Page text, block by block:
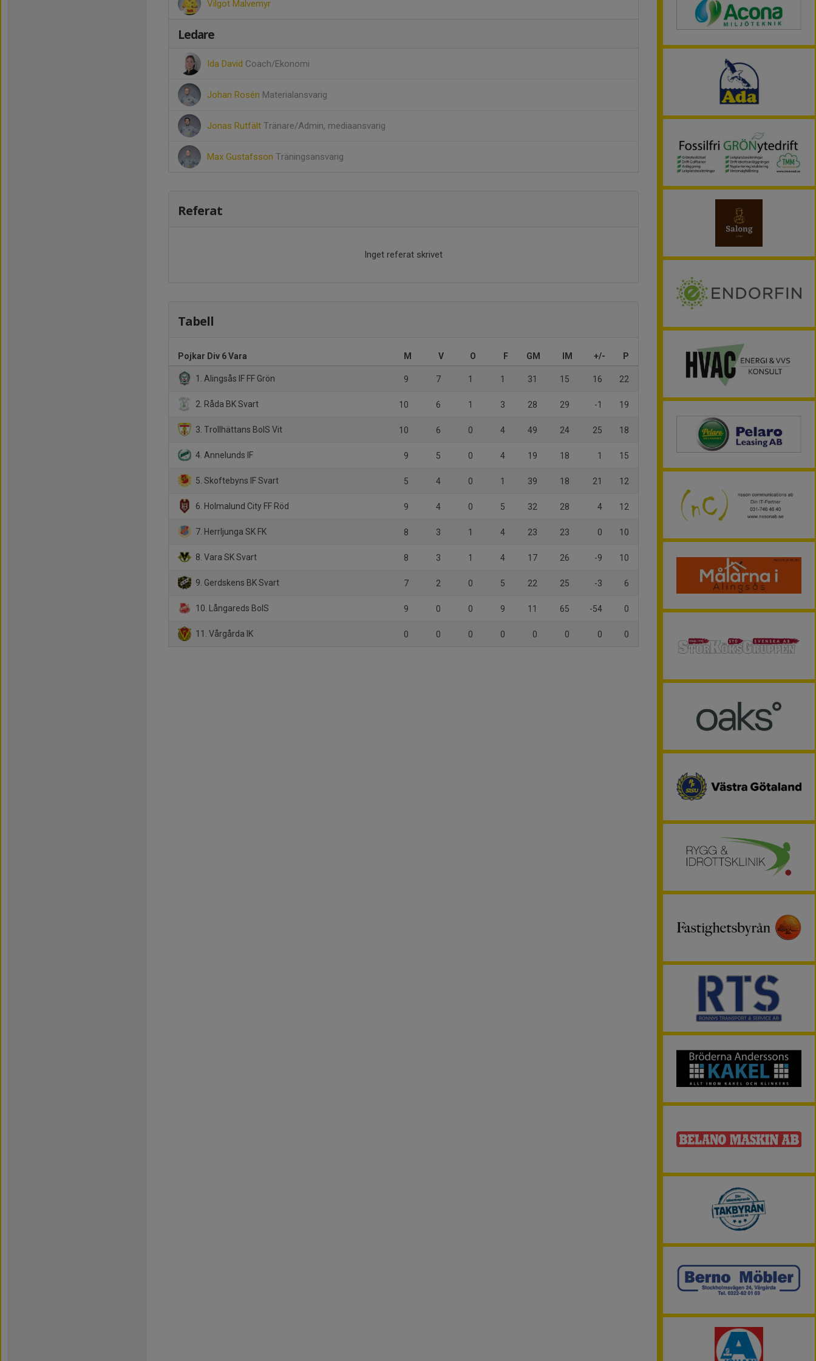
Vilgot Malvemyr
Ledare
Ida David Coach/Ekonomi
Johan Rosén Materialansvarig
Jonas Rutfält Tränare/Admin, mediaansvarig
Max Gustafsson Träningsansvarig
Referat
Inget referat skrivet
Tabell
Pojkar Div 6 Vara M V O F GM IM +/- P
1. Alingsås IF FF Grön 9 7 1 1 31 15 16 22
2. Råda BK Svart 10 6 1 3 28 29 -1 19
3. Trollhättans BoIS Vit 10 6 0 4 49 24 25 18
4. Annelunds IF 9 5 0 4 19 18 1 15
5. Skoftebyns IF Svart 5 4 0 1 39 18 21 12
6. Holmalund City FF Röd 9 4 0 5 32 28 4 12
7. Herrljunga SK FK 8 3 1 4 23 23 0 10
8. Vara SK Svart 8 3 1 4 17 26 -9 10
9. Gerdskens BK Svart 7 2 0 5 22 25 -3 6
10. Långareds BoIS 9 0 0 9 11 65 -54 0
11. Vårgårda IK 0 0 0 0 0 0 0 0